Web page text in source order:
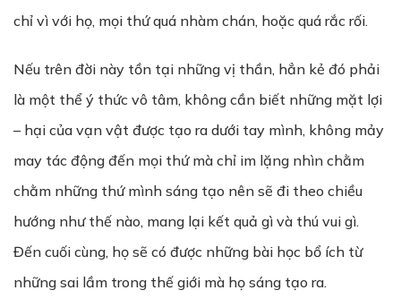
chỉ vì với họ, mọi thứ quá nhàm chán, hoặc quá rắc rối.
Nếu trên đời này tồn tại những vị thần, hẳn kẻ đó phải
là một thể ý thức vô tâm, không cần biết những mặt lợi
– hại của vạn vật được tạo ra dưới tay mình, không mảy
may tác động đến mọi thứ mà chỉ im lặng nhìn chằm
chằm những thứ mình sáng tạo nên sẽ đi theo chiều
hướng như thế nào, mang lại kết quả gì và thú vui gì.
Đến cuối cùng, họ sẽ có được những bài học bổ ích từ
những sai lầm trong thế giới mà họ sáng tạo ra.